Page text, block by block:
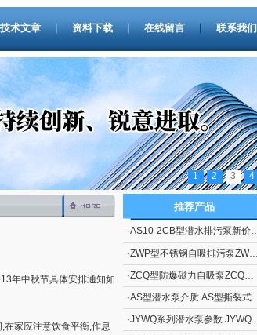
技术文章 资料下载 在线留言 联系我们
1 2 3 4
年中秋节具体安排通知如
家应注意饮食平衡,作息
推荐产品
·AS10-2CB型潜水排污泵新价格 撕裂式潜水排污泵AS型 立式排污泵
·ZWP型不锈钢自吸排污泵ZWP型（自吸污水泵）
·ZCQ型防爆磁力自吸泵ZCQ型自吸泵
·AS型潜水泵介质 AS型撕裂式潜水泵
·JYWQ系列潜水泵参数 JYWQ系列自动搅匀潜水泵